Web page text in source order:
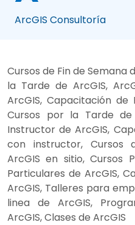
ArcGIS Consultoría
Cursos de Fin de Semana
la Tarde de ArcGIS,
ArcGIS, Capacitación de
Cursos por la Tarde de
Instructor de ArcGIS,
con instructor, Cursos
ArcGIS en sitio, Cursos
Particulares de ArcGIS,
ArcGIS, Talleres para
linea de ArcGIS,
ArcGIS, Clases de ArcGIS